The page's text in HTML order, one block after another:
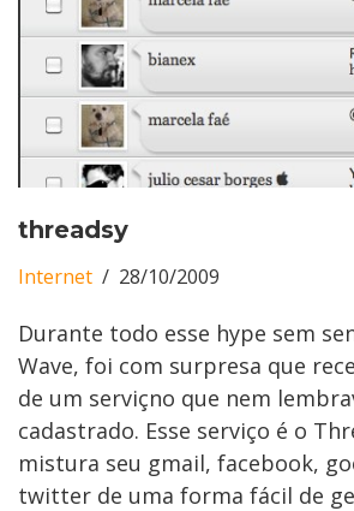
threadsy
Internet 28/10/2009
Durante todo esse hype sem
Wave, foi com surpresa que
de um serviçno que nem
cadastrado. Esse serviço é o
mistura seu gmail, facebook,
twitter de uma forma fácil de